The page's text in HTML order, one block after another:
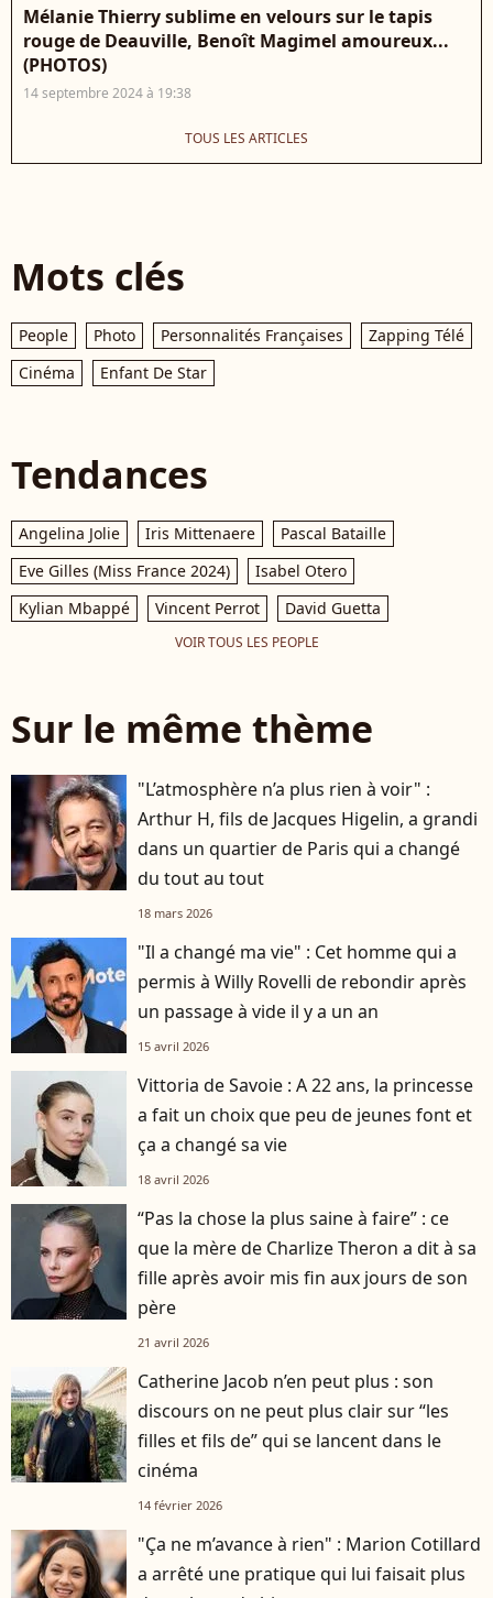
Mélanie Thierry sublime en velours sur le tapis
rouge de Deauville, Benoît Magimel amoureux...
(PHOTOS)
14 septembre 2024 à 19:38
TOUS LES ARTICLES
Mots clés
People Photo Personnalités Françaises
Zapping Télé
Cinéma
Enfant De Star
Tendances
Angelina Jolie Iris Mittenaere
Pascal Bataille
Eve Gilles (Miss France 2024)
Isabel Otero
Kylian Mbappé
Vincent Perrot David Guetta
VOIR TOUS LES PEOPLE
Sur le même thème
"L’atmosphère n’a plus rien à voir" :
Arthur H, fils de Jacques Higelin, a grandi
dans un quartier de Paris qui a changé
du tout au tout
18 mars 2026
"Il a changé ma vie" : Cet homme qui a
permis à Willy Rovelli de rebondir après
un passage à vide il y a un an
15 avril 2026
Vittoria de Savoie : A 22 ans, la princesse
a fait un choix que peu de jeunes font et
ça a changé sa vie
18 avril 2026
“Pas la chose la plus saine à faire” : ce
que la mère de Charlize Theron a dit à sa
fille après avoir mis fin aux jours de son
père
21 avril 2026
Catherine Jacob n’en peut plus : son
discours on ne peut plus clair sur “les
filles et fils de” qui se lancent dans le
cinéma
14 février 2026
"Ça ne m’avance à rien" : Marion Cotillard
a arrêté une pratique qui lui faisait plus